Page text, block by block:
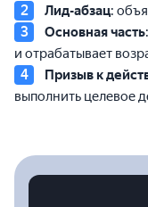
Лид-абзац:
Основная часть
и отрабатывает
Призыв к
выполнить целевое